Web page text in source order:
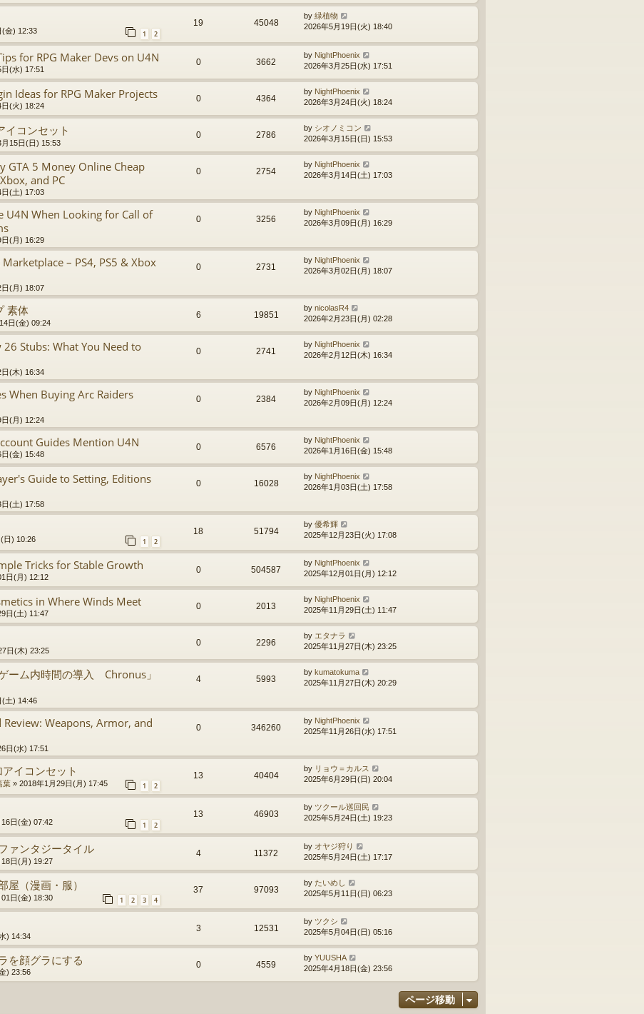
(金) 12:33 1 2
19 45048
by 緑植物
2026年5月19日(火) 18:40
for RPG Maker Devs on U4N
(水) 17:51
0 3662
by NightPhoenix
2026年3月25日(水) 17:51
Ideas for RPG Maker Projects
(火) 18:24
0 4364
by NightPhoenix
2026年3月24日(火) 18:24
イコンセット
15日(日) 15:53
0 2786
by シオノミコン
2026年3月15日(日) 15:53
GTA 5 Money Online Cheap
and PC
(土) 17:03
0 2754
by NightPhoenix
2026年3月14日(土) 17:03
U4N When Looking for Call of
(月) 16:29
0 3256
by NightPhoenix
2026年3月09日(月) 16:29
– PS4, PS5 & Xbox
(月) 18:07
0 2731
by NightPhoenix
2026年3月02日(月) 18:07
素体
日(金) 09:24
6 19851
by nicolasR4
2026年2月23日(月) 02:28
Stubs: What You Need to
(木) 16:34
0 2741
by NightPhoenix
2026年2月12日(木) 16:34
When Buying Arc Raiders
(月) 12:24
0 2384
by NightPhoenix
2026年2月09日(月) 12:24
Guides Mention U4N
(金) 15:48
0 6576
by NightPhoenix
2026年1月16日(金) 15:48
Guide to Setting, Editions
(土) 17:58
0 16028
by NightPhoenix
2026年1月03日(土) 17:58
日) 10:26 1 2
18 51794
by 優希輝
2025年12月23日(火) 17:08
Tricks for Stable Growth
日(月) 12:12
0 504587
by NightPhoenix
2025年12月01日(月) 12:12
in Where Winds Meet
日(土) 11:47
0 2013
by NightPhoenix
2025年11月29日(土) 11:47
日(木) 23:25
0 2296
by エタナラ
2025年11月27日(木) 23:25
ーム内時間の導入 Chronus」
(土) 14:46
4 5993
by kumatokuma
2025年11月27日(木) 20:29
Weapons, Armor, and
日(水) 17:51
0 346260
by NightPhoenix
2025年11月26日(水) 17:51
イコンセット
葉 » 2018年1月29日(月) 17:45 1 2
13 40404
by リョウ＝カルス
2025年6月29日(日) 20:04
日(金) 07:42 1 2
13 46903
by ツクール巡回民
2025年5月24日(土) 19:23
ァンタジータイル
日(月) 19:27
4 11372
by オヤジ狩り
2025年5月24日(土) 17:17
屋（漫画・服）
日(金) 18:30 1 2 3 4
37 97093
by たいめし
2025年5月11日(日) 06:23
) 14:34
3 12531
by ツクシ
2025年5月04日(日) 05:16
を顔グラにする
) 23:56
0 4559
by YUUSHA
2025年4月18日(金) 23:56
ページ移動